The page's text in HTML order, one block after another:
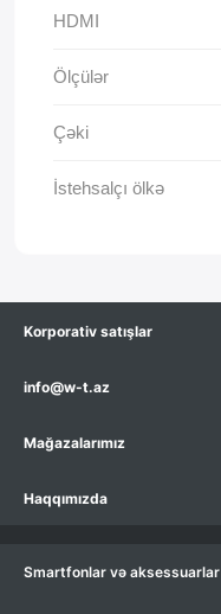
HDMI
Ölçülər
Çəki
İstehsalçı ölkə
Korporativ satışlar
info@w-t.az
Mağazalarımız
Haqqımızda
Smartfonlar və aksessuarlar